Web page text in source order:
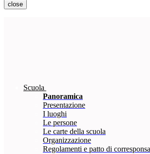
close
Scuola
Panoramica
Presentazione
I luoghi
Le persone
Le carte della scuola
Organizzazione
Regolamenti e patto di